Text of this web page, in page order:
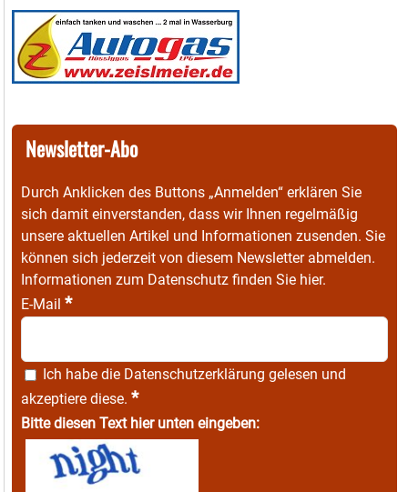
Newsletter-Abo
Durch Anklicken des Buttons „Anmelden“ erklären Sie
sich damit einverstanden, dass wir Ihnen regelmäßig
unsere aktuellen Artikel und Informationen zusenden. Sie
können sich jederzeit von diesem Newsletter abmelden.
Informationen zum Datenschutz finden Sie hier.
E-Mail *
Ich habe die Datenschutzerklärung gelesen und
akzeptiere diese. *
Bitte diesen Text hier unten eingeben: